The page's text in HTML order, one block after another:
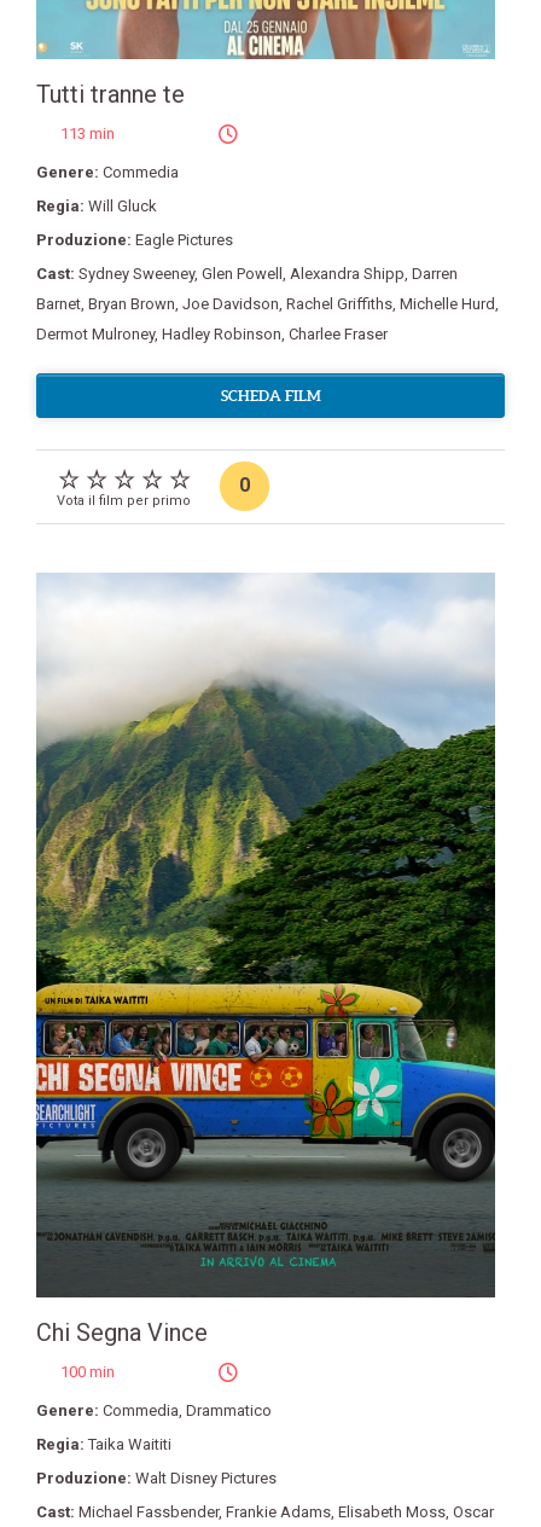
Tutti tranne te
113 min
Genere: Commedia
Regia: Will Gluck
Produzione: Eagle Pictures
Cast: Sydney Sweeney, Glen Powell , Alexandra Shipp, Darren
Barnet, Bryan Brown, Joe Davidson, Rachel Griffiths, Michelle Hurd,
Dermot Mulroney, Hadley Robinson, Charlee Fraser
SCHEDA FILM
Vota il film per primo
0
Chi Segna Vince
100 min
Genere: Commedia, Drammatico
Regia:Taika Waititi
Produzione: Walt Disney Pictures
Cast: Michael Fassbender, Frankie Adams, Elisabeth Moss, Oscar